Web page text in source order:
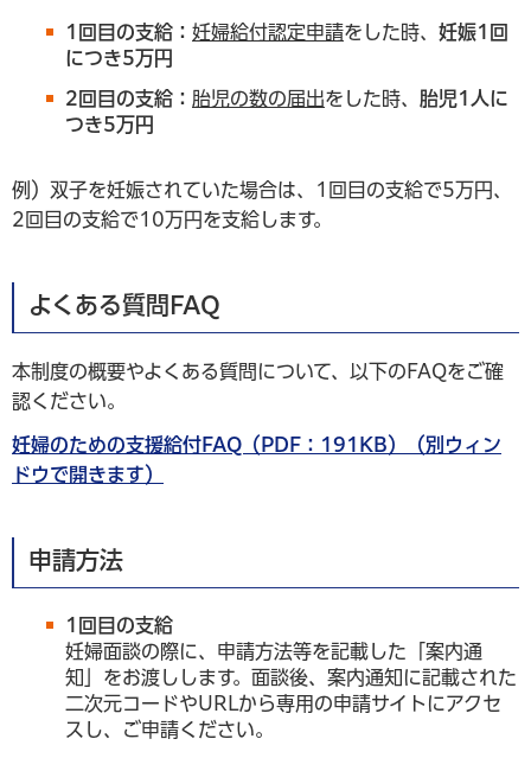
1回目の支給： 妊婦給付認定申請をした時、 妊娠1回
につき5万円
2回目の支給： 胎児の数の届出をした時、
胎児1人に
つき5万円
例）双子を妊娠されていた場合は、1回目の支給で5万円、
2回目の支給で10万円を支給します。
よくある質問FAQ
本制度の概要やよくある質問について、以下のFAQをご確
認ください。
妊婦のための支援給付FAQ（PDF：191KB）（別ウィン
ドウで開きます）
申請方法
1回目の支給
妊婦面談の際に、申請方法等を記載した「案内通
知」をお渡しします。面談後、案内通知に記載された
二次元コードやURLから専用の申請サイトにアクセ
スし、ご申請ください。